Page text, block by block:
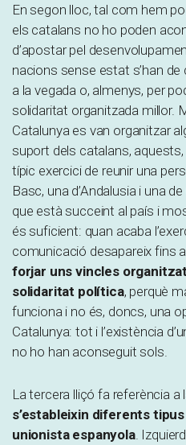
En segon lloc, tal com hem
els catalans no ho poden
d’apostar pel
nacions sense estat s’han
a la vegada o, almenys, per
solidaritat organitzada millor.
Catalunya es van organitzar
suport dels catalans,
típic exercici de reunir una
Basc, una d’Andalusia i una
que està succeint al país i
és suficient: quan acaba
comunicació desapareix fins
forjar uns vincles
solidaritat política, perquè
funciona i no és, doncs, una
Catalunya: tot i l’existència
no ho han aconseguit sols.
La tercera lliçó fa referència a
s’estableixin diferents tipus
unionista espanyola.